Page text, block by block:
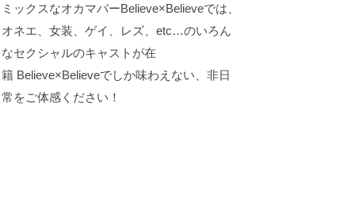
ミックスなオカマバーBelieve×Believeでは、
オネエ、女装、ゲイ、レズ、etc…のいろん
なセクシャルのキャストが在
籍 Believe×Believeでしか味わえない、非日
常をご体感ください！